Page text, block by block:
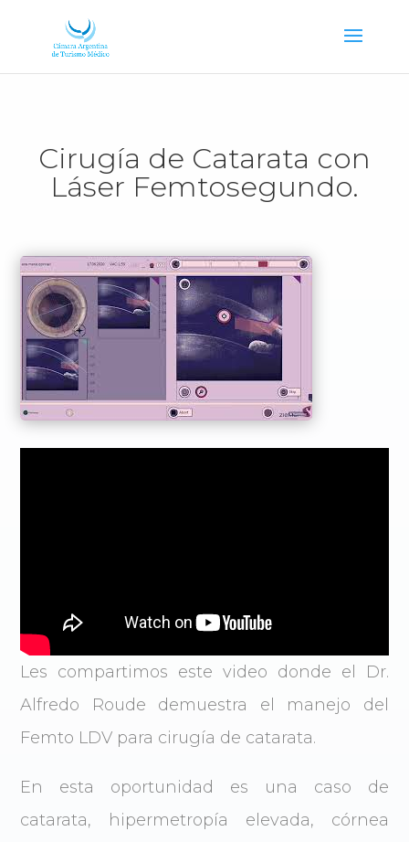
Cirugía de Catarata con
Láser Femtosegundo.
Les compartimos este video donde el Dr.
Alfredo Roude demuestra el manejo del
Femto LDV para cirugía de catarata.
En esta oportunidad es una caso de
catarata, hipermetropía elevada, córnea